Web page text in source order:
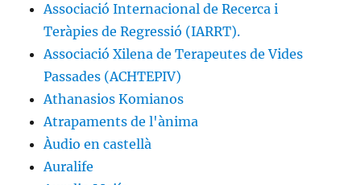
Associació Internacional de Recerca i
Teràpies de Regressió (IARRT).
Associació Xilena de Terapeutes de Vides
Passades (ACHTEPIV)
Athanasios Komianos
Atrapaments de l'ànima
Àudio en castellà
Auralife